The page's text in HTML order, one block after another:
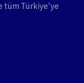
tüm Türkiye'ye